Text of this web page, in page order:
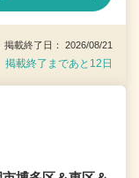
載終了日： 2026/08/21
掲載終了まであと12日